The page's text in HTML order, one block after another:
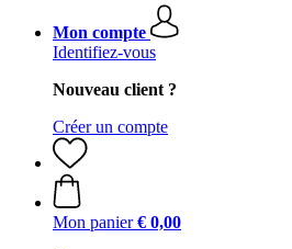
Mon compte
Identifiez-vous
Nouveau client ?
Créer un compte
Mon panier € 0,00